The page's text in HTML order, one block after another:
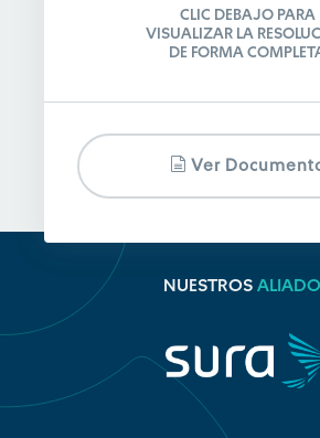
CLIC DEBAJO PARA
VISUALIZAR LA
DE FORMA
Ver
NUESTROS